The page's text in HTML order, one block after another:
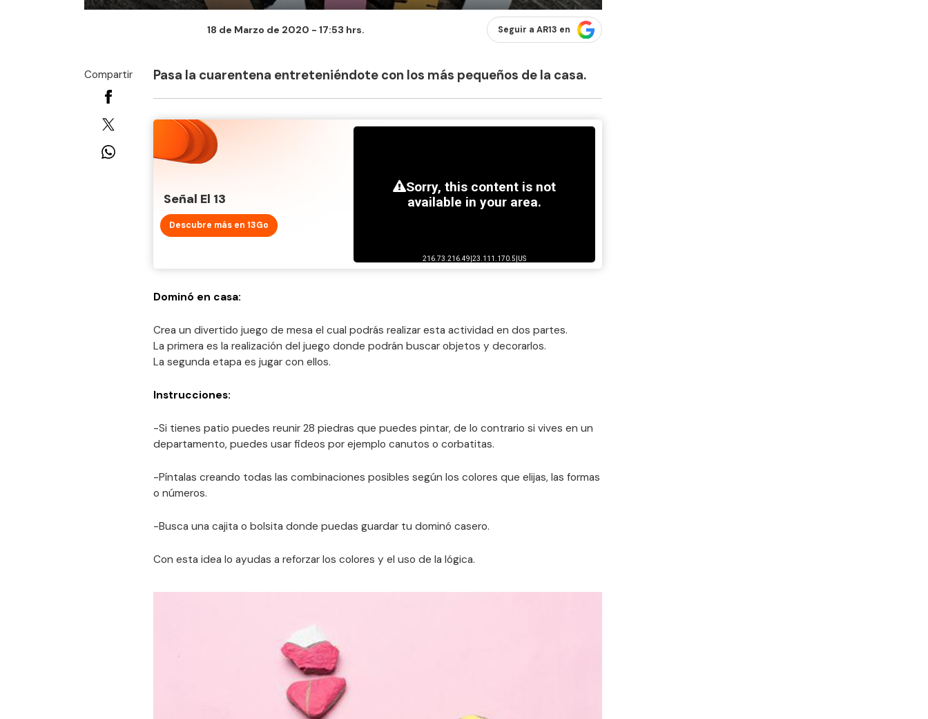
18 de Marzo de 2020 - 17:53 hrs. Seguir a AR13 en
Compartir Pasa la cuarentena entreteniéndote con los más pequeños de la casa.
Señal El 13
Descubre más en 13Go
Dominó en casa:
Crea un divertido juego de mesa el cual podrás realizar esta actividad en dos partes.
La primera es la realización del juego donde podrán buscar objetos y decorarlos.
La segunda etapa es jugar con ellos.
Instrucciones:
-Si tienes patio puedes reunir 28 piedras que puedes pintar, de lo contrario si vives en un
departamento, puedes usar fideos por ejemplo canutos o corbatitas.
-Píntalas creando todas las combinaciones posibles según los colores que elijas, las formas
o números.
-Busca una cajita o bolsita donde puedas guardar tu dominó casero.
Con esta idea lo ayudas a reforzar los colores y el uso de la lógica.